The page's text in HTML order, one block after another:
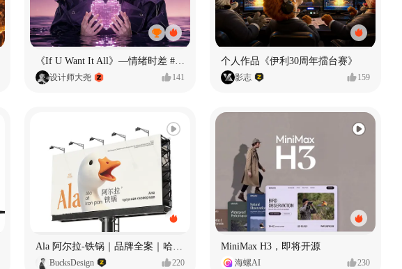
设计师大尧 141
个人作品《伊利30周年擂台赛》
影志 159
Ala 阿尔拉-铁锅｜品牌全案｜哈尔滨
BucksDesign 220
MiniMax H3，即将开源
海螺AI 230